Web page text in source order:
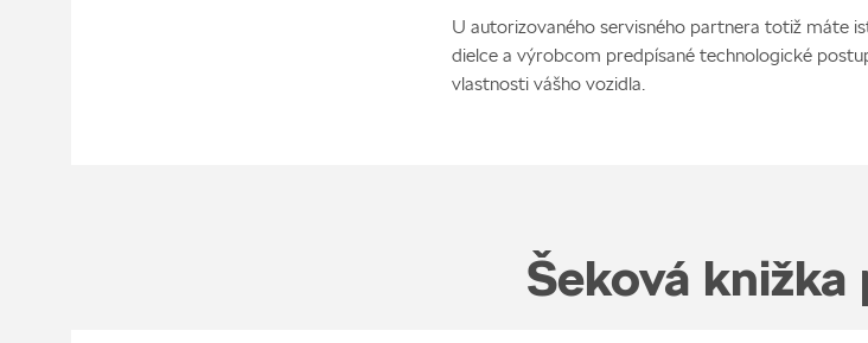
U autorizovaného servisného partnera totiž máte
dielce a výrobcom predpísané technologické
vlastnosti vášho vozidla.
Šeková knižka